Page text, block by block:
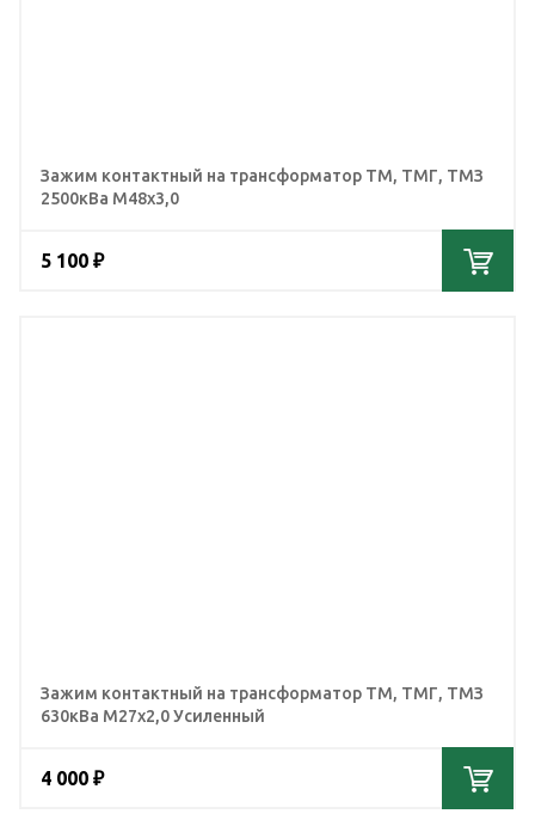
Зажим контактный на трансформатор ТМ, ТМГ, ТМЗ
2500кВа М48х3,0
5 100 ₽
Зажим контактный на трансформатор ТМ, ТМГ, ТМЗ
630кВа М27х2,0 Усиленный
4 000 ₽